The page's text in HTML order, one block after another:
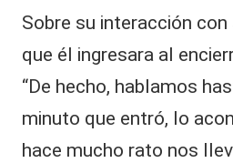
Sobre su interacción
que él ingresara al
“De hecho, hablamos
minuto que entró, lo
hace mucho rato nos